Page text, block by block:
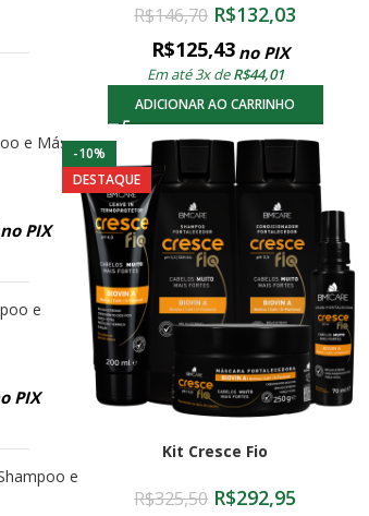
e Máscara
no PIX
e
PIX
e
R$146,70 R$132,03
R$125,43 no PIX
Em até 3x deR$44,01
ADICIONAR AO CARRINHO
-10%
DESTAQUE
Kit Cresce Fio
R$325,50 R$292,95